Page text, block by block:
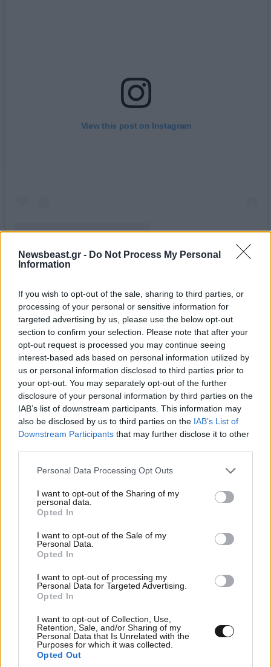
Newsbeast.gr - Do Not Process My Personal
Information
If you wish to opt-out of the sale, sharing to third parties, or
processing of your personal or sensitive information for
targeted advertising by us, please use the below opt-out
section to confirm your selection. Please note that after your
opt-out request is processed you may continue seeing
interest-based ads based on personal information utilized by
us or personal information disclosed to third parties prior to
your opt-out. You may separately opt-out of the further
disclosure of your personal information by third parties on the
IAB’s list of downstream participants. This information may
also be disclosed by us to third parties on the IAB’s List of
Downstream Participants that may further disclose it to other
Please note that this website/app uses one or more Google
not limited to your visit or usage behaviour. You may click to
grant or deny consent to Google and its third-party tags to
use your data for below specified purposes in below Google
consent section.
Personal Data Processing Opt Outs
I want to opt-out of the Sharing of my
personal data.
Opted In
I want to opt-out of the Sale of my
Personal Data.
Opted In
I want to opt-out of processing my
Personal Data for Targeted Advertising.
Opted In
I want to opt-out of Collection, Use,
Retention, Sale, and/or Sharing of my
Personal Data that Is Unrelated with the
Purposes for which it was collected.
Opted Out
View this post on Instagram
A post shared by Eleas Gi (@eleasgi)
Με βάση το ελληνικό στοιχείο, τοΕλαίας Γη
προσφέρει μια μοναδική γαστρονομική εμπειρία. Οι
ευχάριστα πειραγμένες ελληνικές γεύσεις
ενθουσιάζουν και τον πιο απαιτητικό ουρανίσκο.
Δεξαµενής & Ολυµπιονικών 4, Κηφισιά/Πολιτεία
ΑκολουθήστετοNewsbeastστο Viber και
πρώτοι σημαντικότερα νέα
ΠΕΡΙΣΣΟΤΕΡΑ